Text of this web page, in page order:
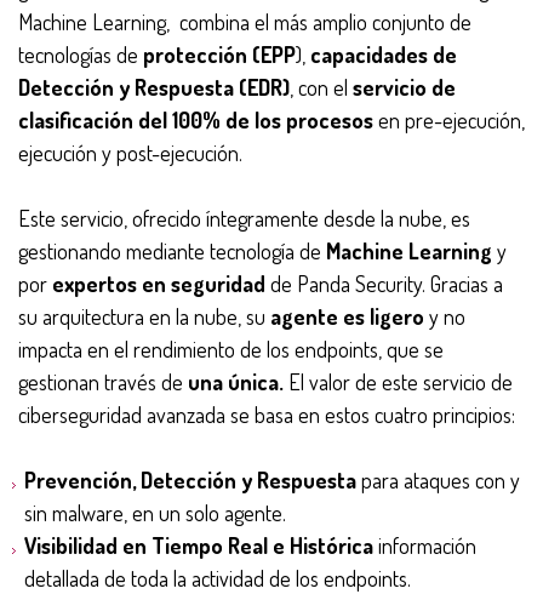
Machine Learning, combina el más amplio conjunto de
tecnologías de protección (EPP), capacidades de
Detección y Respuesta (EDR) , con el servicio de
clasificación del 100% de los procesosen pre-ejecución,
ejecución y post-ejecución.
Este servicio, ofrecido íntegramente desde la nube, es
gestionando mediante tecnología de Machine Learning y
por expertos en seguridad de Panda Security. Gracias a
su arquitectura en la nube, su agente es ligero y no
impacta en el rendimiento de los endpoints, que se
gestionan través de una única. El valor de este servicio de
ciberseguridad avanzada se basa en estos cuatro principios:
Prevención, Detección y Respuestapara ataques con y
sin malware, en un solo agente.
Visibilidad en Tiempo Real e Históricainformación
detallada de toda la actividad de los endpoints.